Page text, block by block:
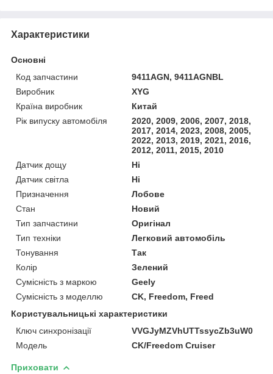
Характеристики
Основні
Код запчастини
9411AGN, 9411AGNBL
Виробник
XYG
Країна виробник
Китай
Рік випуску автомобіля
2020, 2009, 2006, 2007, 2018,
2017, 2014, 2023, 2008, 2005,
2022, 2013, 2019, 2021, 2016,
2012, 2011, 2015, 2010
Датчик дощу
Ні
Датчик світла
Ні
Призначення
Лобове
Стан
Новий
Тип запчастини
Оригінал
Тип техніки
Легковий автомобіль
Тонування
Так
Колір
Зелений
Сумісність з маркою
Geely
Сумісність з моделлю
CK, Freedom, Freed
Користувальницькі характеристики
Ключ синхронізації
VVGJyMZVhUTTssycZb3uW0
Мoдель
CK/Freedom Cruiser
Приховати